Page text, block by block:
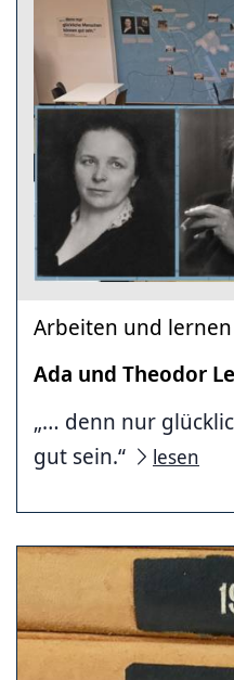
Arbeiten und lernen
Ada und Theodor
„… denn nur
gut sein.“
lesen